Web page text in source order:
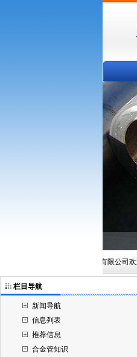
无锡豪鑫天钢铁贸易有限公司欢
栏目导航
新闻导航
信息列表
推荐信息
合金管知识